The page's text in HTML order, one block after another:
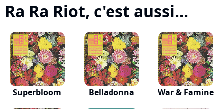
Ra Ra Riot, c'est aussi...
Superbloom Belladonna War & Famine